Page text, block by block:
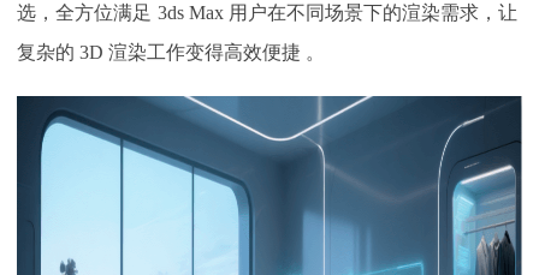
渲染大赛
泛CG交流会
渲染大赛
泛CG交流会
渲染大赛
泛CG交流会
渲染大赛
泛CG交流会
渲染大赛
泛CG交流会
渲染大赛
泛CG交流会
特惠专区
云渲染优惠攻略
青云平台
云渲染优惠攻略
青云平台
云渲染优惠攻略
青云平台
云渲染优惠攻略
青云平台
云渲染优惠攻略
青云平台
云渲染优惠攻略
青云平台
下载动画客户端
动画客户端
动画客户端
动画客户端
动画客户端
动画客户端
登录
选，全方位满足 3ds Max 用户在不同场景下的渲染需求，让
复杂的 3D 渲染工作变得高效便捷 。